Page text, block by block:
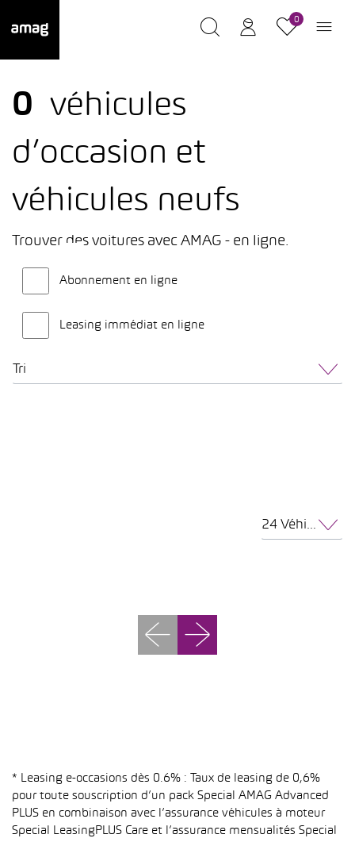
0
0 véhicules
d’occasion et
véhicules neufs
Trouver des voitures avec AMAG - en ligne.
Abonnement en ligne
Leasing immédiat en ligne
Tri
24 Véhicules par page
* Leasing e-occasions dès 0.6% : Taux de leasing de 0,6%
pour toute souscription d’un pack Special AMAG Advanced
PLUS en combinaison avec l’assurance véhicules à moteur
Special LeasingPLUS Care et l’assurance mensualités Special